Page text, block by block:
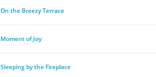
On the Breezy Terrace
Moment of Joy
Sleeping by the Fireplace